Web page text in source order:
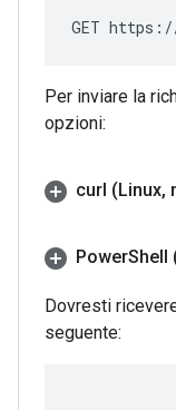
GET
Per inviare la
opzioni:
curl (Linux,
PowerShell
Dovresti
seguente: